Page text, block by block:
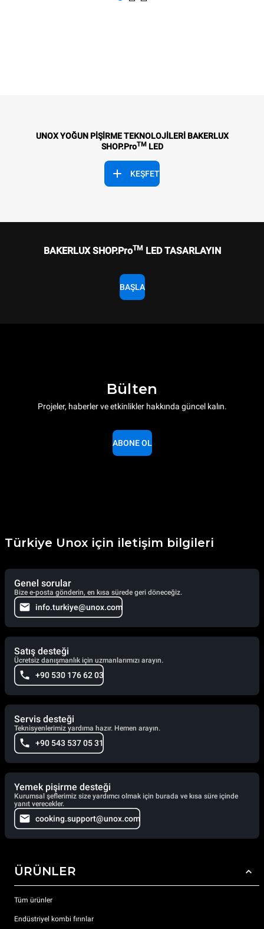
UNOX YOĞUN PİŞİRME TEKNOLOJİLERİ BAKERLUX
SHOP.ProTMLED
KEŞFET
BAKERLUX SHOP.ProTMLED TASARLAYIN
BAŞLA
Bülten
Projeler, haberler ve etkinlikler hakkında güncel kalın.
ABONE OL
Türkiye Unox için iletişim bilgileri
Genel sorular
Bize e-posta gönderin, en kısa sürede geri döneceğiz.
info.turkiye@unox.com
Satış desteği
Ücretsiz danışmanlık için uzmanlarımızı arayın.
+90 530 176 62 03
Servis desteği
Teknisyenlerimiz yardıma hazır. Hemen arayın.
+90 543 537 05 31
Yemek pişirme desteği
Kurumsal şeflerimiz size yardımcı olmak için burada ve kısa süre içinde
yanıt verecekler.
cooking.support@unox.com
ÜRÜNLER
Tüm ürünler
Endüstriyel kombi fırınlar